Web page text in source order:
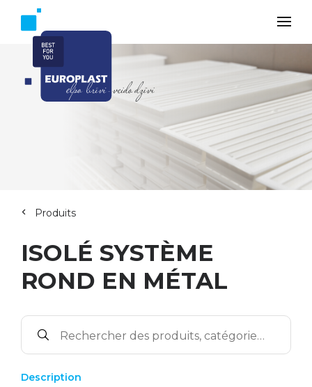
Produits
ISOLÉ SYSTÈME
ROND EN MÉTAL
Description